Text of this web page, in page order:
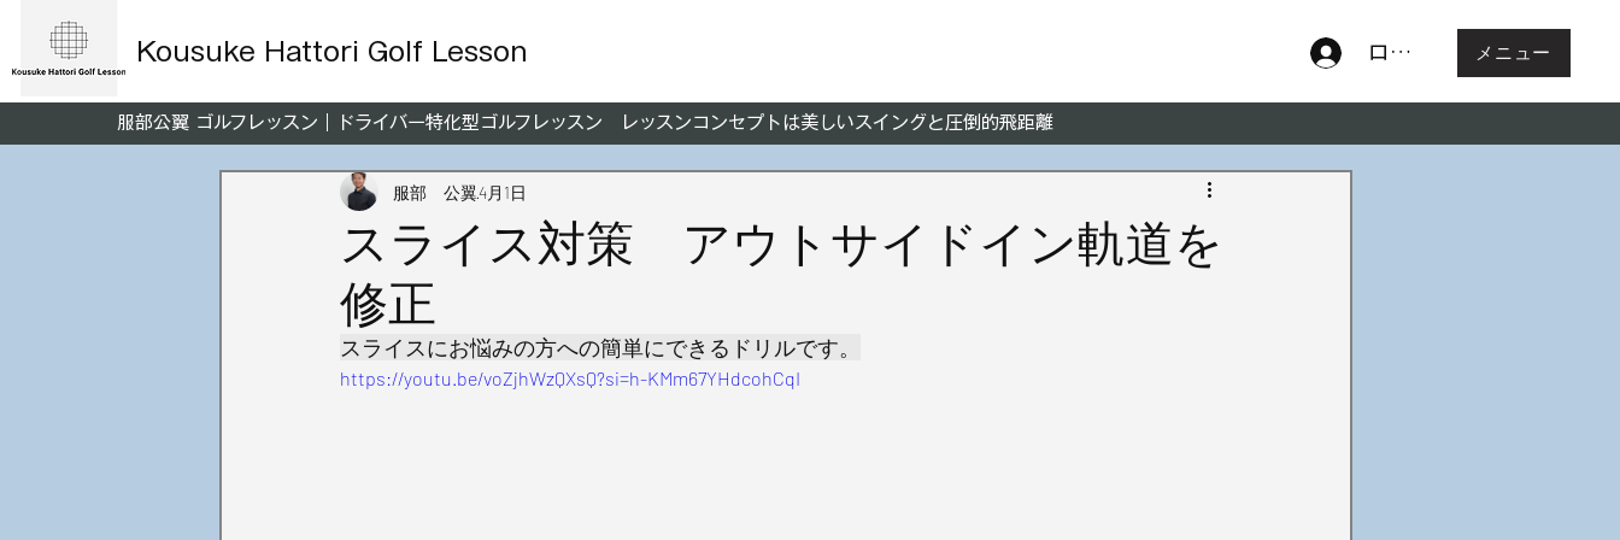
Kousuke Hattori Golf Lesson ログイン メニュー
服部公翼 ゴルフレッスン｜ドライバー特化型ゴルフレッスン レッスンコンセプトは美しいスイングと圧倒的飛距離
スライス対策 アウトサイドイン軌道を
修正
服部 公翼4月1日
スライスにお悩みの方への簡単にできるドリルです。
https://youtu.be/voZjhWzQXsQ?si=h-KMm67YHdcohCqI